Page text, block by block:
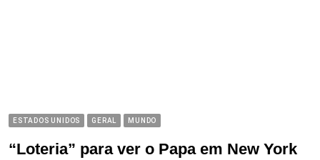
ESTADOS UNIDOS GERAL MUNDO
“Loteria” para ver o Papa em New York